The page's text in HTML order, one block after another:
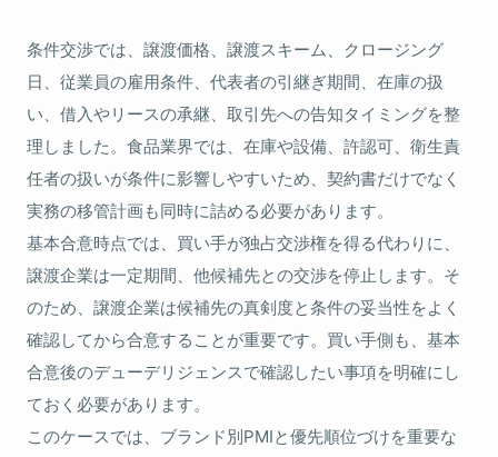
条件交渉では、譲渡価格、譲渡スキーム、クロージング
日、従業員の雇用条件、代表者の引継ぎ期間、在庫の扱
い、借入やリースの承継、取引先への告知タイミングを整
理しました。食品業界では、在庫や設備、許認可、衛生責
任者の扱いが条件に影響しやすいため、契約書だけでなく
実務の移管計画も同時に詰める必要があります。
基本合意時点では、買い手が独占交渉権を得る代わりに、
譲渡企業は一定期間、他候補先との交渉を停止します。そ
のため、譲渡企業は候補先の真剣度と条件の妥当性をよく
確認してから合意することが重要です。買い手側も、基本
合意後のデューデリジェンスで確認したい事項を明確にし
ておく必要があります。
このケースでは、ブランド別PMIと優先順位づけを重要な